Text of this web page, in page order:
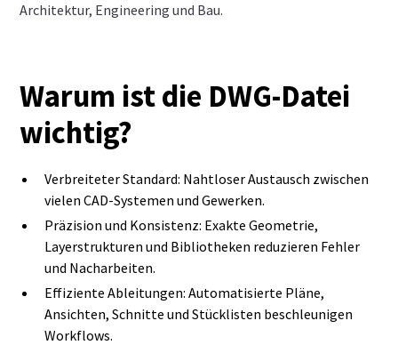
Architektur, Engineering und Bau.
Warum ist die DWG‑Datei
wichtig?
Verbreiteter Standard: Nahtloser Austausch zwischen
vielen CAD‑Systemen und Gewerken.
Präzision und Konsistenz: Exakte Geometrie,
Layerstrukturen und Bibliotheken reduzieren Fehler
und Nacharbeiten.
Effiziente Ableitungen: Automatisierte Pläne,
Ansichten, Schnitte und Stücklisten beschleunigen
Workflows.